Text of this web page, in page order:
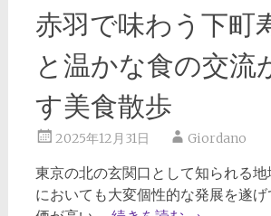
赤羽で味わう下町
と温かな食の交流
す美食散歩
2025年12月31日 Giordano
東京の北の玄関口として知られる
においても大変個性的な発展を遂